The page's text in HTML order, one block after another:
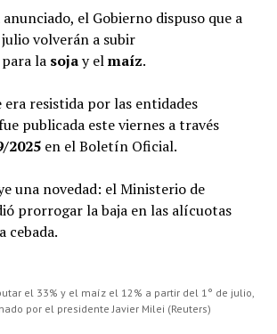
el Gobierno dispuso que a
volverán a subir
lasojay elmaíz.
era resistida por las entidades
publicada este viernes a través
2025en el Boletín Oficial.
una novedad: el Ministerio de
prorrogar la baja en las alícuotas
cebada.
el 33% y el maíz el 12% a partir del 1° de julio,
por el presidente Javier Milei (Reuters)